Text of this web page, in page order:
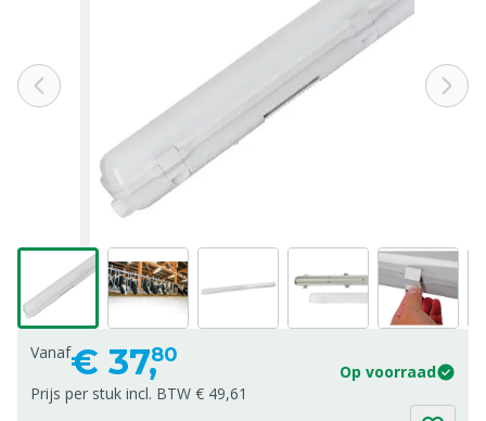
Vanaf€ 37,80
Op voorraad
Prijs per stuk incl. BTW € 49,61